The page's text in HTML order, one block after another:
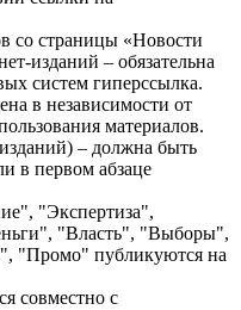
со страницы «Новости
изданий – обязательна
систем гиперссылка.
в независимости от
материалов.
– должна быть
в первом абзаце
"Экспертиза",
"Власть", "Выборы",
"Промо" публикуются на
совместно с